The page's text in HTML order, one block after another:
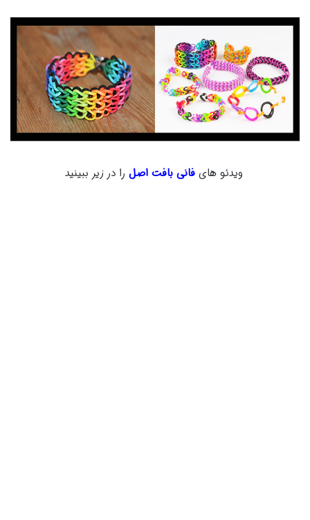
ویدئو هایفانی بافت اصل را در زیر ببینید